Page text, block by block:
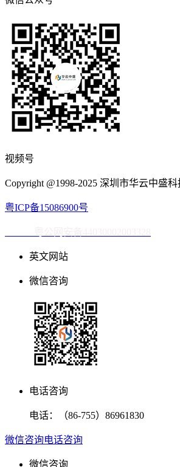
视频号
Copyright @1998-2025 深圳市华云中盛
粤ICP备15086900号
英文网站
微信咨询
电话咨询
电话： （86-755）86961830
微信咨询电话咨询
微信咨询